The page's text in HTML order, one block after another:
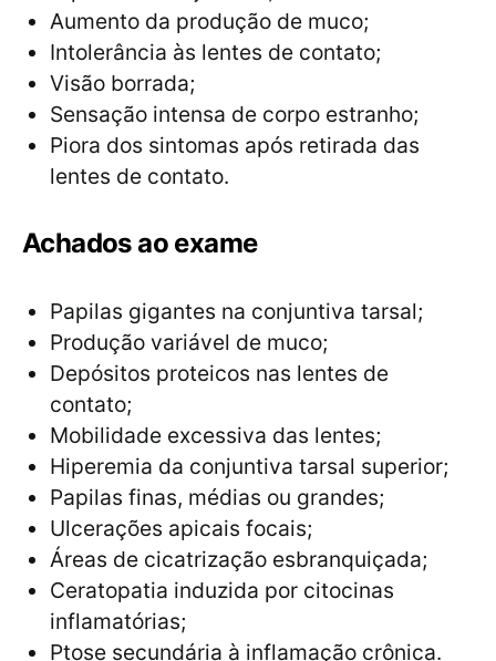
Aumento da produção de muco;
Intolerância às lentes de contato;
Visão borrada;
Sensação intensa de corpo estranho;
Piora dos sintomas após retirada das
lentes de contato.
Achados ao exame
Papilas gigantes na conjuntiva tarsal;
Produção variável de muco;
Depósitos proteicos nas lentes de
contato;
Mobilidade excessiva das lentes;
Hiperemia da conjuntiva tarsal superior;
Papilas finas, médias ou grandes;
Ulcerações apicais focais;
Áreas de cicatrização esbranquiçada;
Ceratopatia induzida por citocinas
inflamatórias;
Ptose secundária à inflamação crônica.